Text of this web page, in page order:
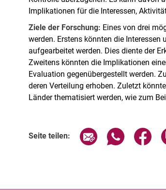
Implikationen für die Interessen,
Ziele der Forschung: Eines von drei
werden. Erstens könnten die Interessen
aufgearbeitet werden. Dies diente der
Zweitens könnten die Implikationen
Evaluation gegenübergestellt werden.
deren Verteilung erhoben. Zuletzt
Länder thematisiert werden, wie zum
Seite teilen: Seite über E-Mail
Seite über